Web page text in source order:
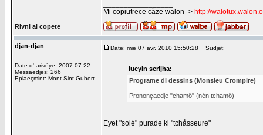
Mi copiutrece cåze walon -> http://
Rivni al copete
djan-djan
Date d' arivêye: 2007-07-22
Messaedjes: 266
Eplaeçmint: Mont-Sint-Gubert
Date: mie 07 avr, 2010 15:50:28 Sudjet:
lucyin scrijha:
Programe di dessins (Monsieu Crompire)
Prononçaedje "chamô" (nén tchamô)
Eyet "solé" purade ki "tchåsseure"